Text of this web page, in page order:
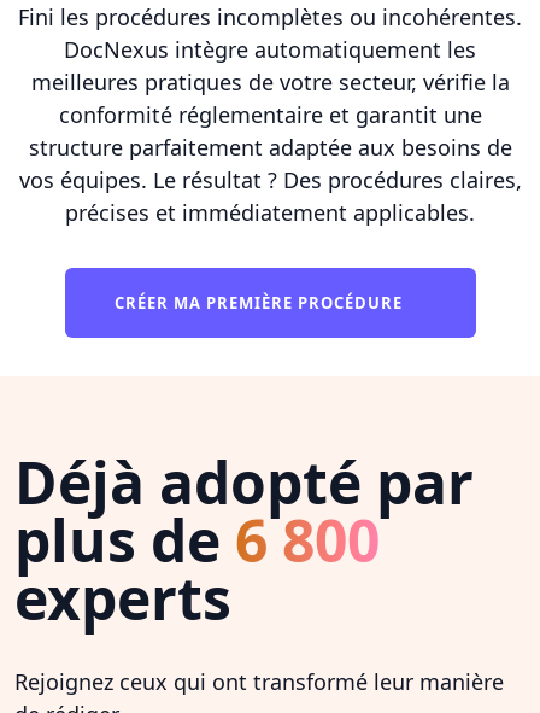
Fini les procédures incomplètes ou incohérentes.
DocNexus intègre automatiquement les
meilleures pratiques de votre secteur, vérifie la
conformité réglementaire et garantit une
structure parfaitement adaptée aux besoins de
vos équipes. Le résultat ? Des procédures claires,
précises et immédiatement applicables.
CRÉER MA PREMIÈRE PROCÉDURE
Déjà adopté par
plus de 6 800
experts
Rejoignez ceux qui ont transformé leur manière